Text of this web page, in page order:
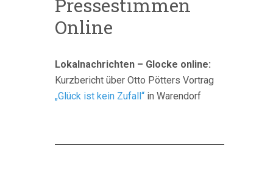
Pressestimmen
Online
Lokalnachrichten – Glocke online:
Kurzbericht über Otto Pötters Vortrag
„Glück ist kein Zufall“ in Warendorf